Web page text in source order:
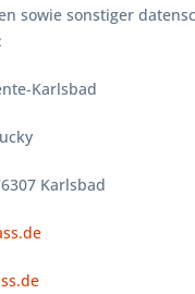
sowie sonstiger
Karlsbad
Karlsbad